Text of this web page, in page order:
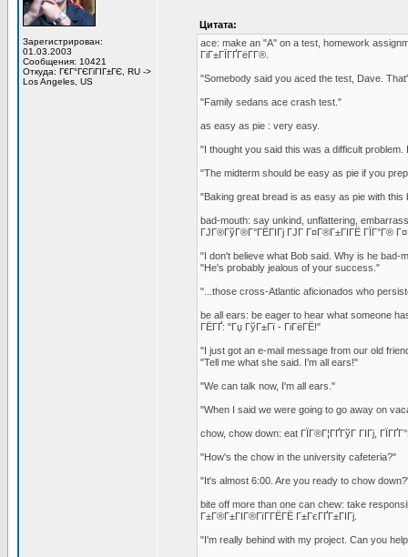
Зарегистрирован:
01.03.2003
Сообщения: 10421
Откуда: Г€Г°ГЄГіГІГ±ГЄ, RU ->
Los Angeles, US
Цитата:
ace: make an "A" on a test, homework
ГіГ±ГЇГҐГёГ­Г®.
"Somebody said you aced the test, Dave.
"Family sedans ace crash test."
as easy as pie : very easy.
"I thought you said this was a difficult
"The midterm should be easy as pie if you
"Baking great bread is as easy as pie with this
bad-mouth: say unkind, unflattering,
ГЈГ®ГўГ®Г°ГЁГІГј ГЈГ Г¤Г®Г±ГІГЁ ГЇГ°Г®
"I don't believe what Bob said. Why is he bad-
"He's probably jealous of your success."
"...those cross-Atlantic aficionados who
be all ears: be eager to hear what someone has
ГЁГҐ: "Гџ ГўГ±Гї - ГіГёГЁ!"
"I just got an e-mail message from our old
"Tell me what she said. I'm all ears!"
"We can talk now, I'm all ears."
"When I said we were going to go away on
chow, chow down: eat ГЇГ®Г¦ГҐГўГ ГІГј,
"How's the chow in the university cafeteria?"
"It's almost 6:00. Are you ready to chow
bite off more than one can chew: take
Г±Г®Г±ГІГ®ГїГ­ГЁГЁ Г±ГєГҐГ±ГІГј.
"I'm really behind with my project. Can you